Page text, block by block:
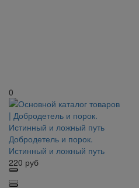
0
Добродетель и порок.
Истинный и ложный путь
220 руб